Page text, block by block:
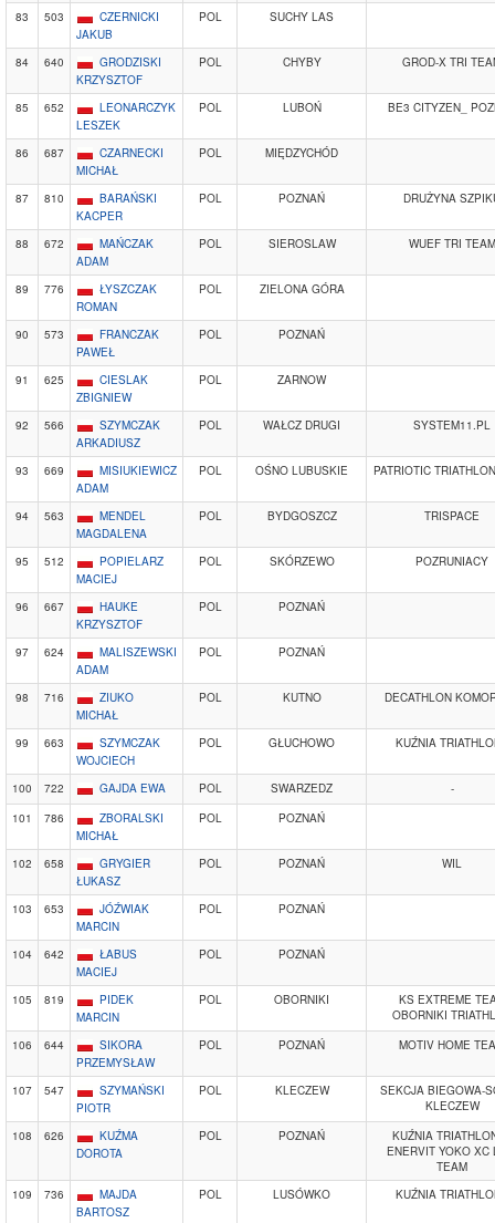
83 503
CZERNICKI
JAKUB
POL SUCHY LAS
84 640
GRODZISKI
KRZYSZTOF
POL CHYBY GROD-X TRI
85 652
LEONARCZYK
LESZEK
POL LUBOŃ BE3 CITYZEN_
86 687
CZARNECKI
MICHAŁ
POL MIĘDZYCHÓD
87 810
BARAŃSKI
KACPER
POL POZNAŃ DRUŻYNA
88 672
MAŃCZAK
ADAM
POL SIEROSLAW WUEF TRI TEAM
89 776
ŁYSZCZAK
ROMAN
POL ZIELONA GÓRA
90 573
FRANCZAK
PAWEŁ
POL POZNAŃ
91 625
CIESLAK
ZBIGNIEW
POL ZARNOW
92 566
SZYMCZAK
ARKADIUSZ
POL WAŁCZ DRUGI SYSTEM11.PL
93 669
MISIUKIEWICZ
ADAM
POL OŚNO LUBUSKIE PATRIOTIC
94 563
MENDEL
MAGDALENA
POL BYDGOSZCZ TRISPACE
95 512
POPIELARZ
MACIEJ
POL SKÓRZEWO POZRUNIACY
96 667
HAUKE
KRZYSZTOF
POL POZNAŃ
97 624
MALISZEWSKI
ADAM
POL POZNAŃ
98 716
ZIUKO
MICHAŁ
POL KUTNO DECATHLON
99 663
SZYMCZAK
WOJCIECH
POL GŁUCHOWO KUŹNIA
100 722 GAJDA EWA POL SWARZEDZ
-
101
786
ZBORALSKI
MICHAŁ
POL POZNAŃ
102 658
GRYGIER
ŁUKASZ
POL POZNAŃ WIL
103 653
JÓŹWIAK
MARCIN
POL POZNAŃ
104 642
ŁABUS
MACIEJ
POL POZNAŃ
105 819
PIDEK
MARCIN
POL OBORNIKI
KS EXTREME
OBORNIKI
106
644
SIKORA
PRZEMYSŁAW
POL POZNAŃ MOTIV HOME
107 547
SZYMAŃSKI
PIOTR
POL KLECZEW
SEKCJA BIEGOWA-
KLECZEW
108
626
KUŹMA
DOROTA
POL POZNAŃ
KUŹNIA
ENERVIT YOKO XC
TEAM
109
736
MAJDA
BARTOSZ
POL LUSÓWKO KUŹNIA